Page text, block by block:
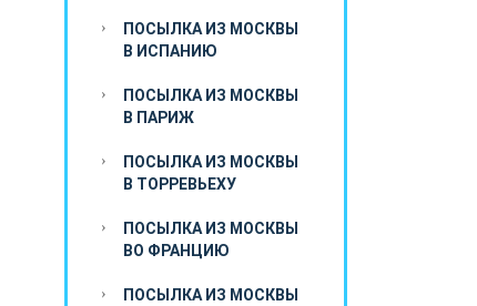
ПОСЫЛКА ИЗ МОСКВЫ
В ИСПАНИЮ
ПОСЫЛКА ИЗ МОСКВЫ
В ПАРИЖ
ПОСЫЛКА ИЗ МОСКВЫ
В ТОРРЕВЬЕХУ
ПОСЫЛКА ИЗ МОСКВЫ
ВО ФРАНЦИЮ
ПОСЫЛКА ИЗ МОСКВЫ